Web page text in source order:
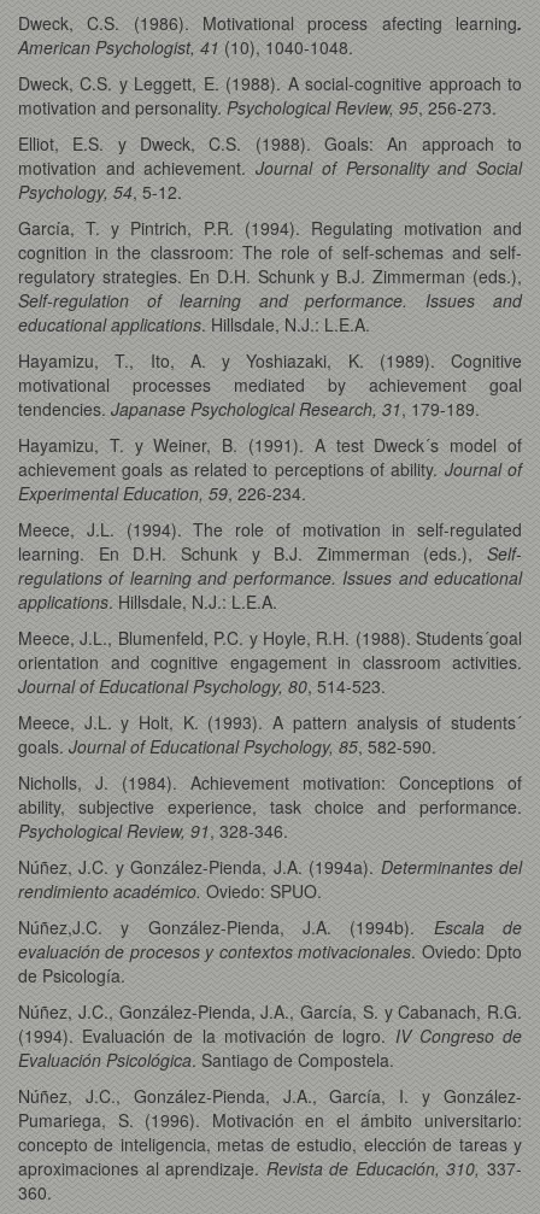
Dweck, C.S. (1986). Motivational process afecting learning.
American Psychologist, 41 (10), 1040-1048.
Dweck, C.S. y Leggett, E. (1988). A social-cognitive approach to
motivation and personality. Psychological Review, 95, 256-273.
Elliot, E.S. y Dweck, C.S. (1988). Goals: An approach to
motivation and achievement.Journal of Personality and Social
Psychology, 54, 5-12.
García, T. y Pintrich, P.R. (1994). Regulating motivation and
cognition in the classroom: The role of self-schemas and self-
regulatory strategies. En D.H. Schunk y B.J. Zimmerman (eds.),
Self-regulation of learning and performance. Issues and
educational applications. Hillsdale, N.J.: L.E.A.
Hayamizu, T., Ito, A. y Yoshiazaki, K. (1989). Cognitive
motivational processes mediated by achievement goal
tendencies. Japanase Psychological Research, 31, 179-189.
Hayamizu, T. y Weiner, B. (1991). A test Dweck´s model of
achievement goals as related to perceptions of ability. Journal of
Experimental Education, 59, 226-234.
Meece, J.L. (1994). The role of motivation in self-regulated
learning. En D.H. Schunk y B.J. Zimmerman (eds.), Self-
regulations of learning and performance. Issues and educational
applications. Hillsdale, N.J.: L.E.A.
Meece, J.L., Blumenfeld, P.C. y Hoyle, R.H. (1988). Students´goal
orientation and cognitive engagement in classroom activities.
Journal of Educational Psychology, 80, 514-523.
Meece, J.L. y Holt, K. (1993). A pattern analysis of students´
goals. Journal of Educational Psychology, 85, 582-590.
Nicholls, J. (1984). Achievement motivation: Conceptions of
ability, subjective experience, task choice and performance.
Psychological Review, 91, 328-346.
Núñez, J.C. y González-Pienda, J.A. (1994a). Determinantes del
rendimiento académico. Oviedo: SPUO.
Núñez,J.C. y González-Pienda, J.A. (1994b). Escala de
evaluación de procesos y contextos motivacionales. Oviedo: Dpto
de Psicología.
Núñez, J.C., González-Pienda, J.A., García, S. y Cabanach, R.G.
(1994). Evaluación de la motivación de logro. IV Congreso de
Evaluación Psicológica. Santiago de Compostela.
Núñez, J.C., González-Pienda, J.A., García, I. y González-
Pumariega, S. (1996). Motivación en el ámbito universitario:
concepto de inteligencia, metas de estudio, elección de tareas y
aproximaciones al aprendizaje. Revista de Educación, 310, 337-
360.